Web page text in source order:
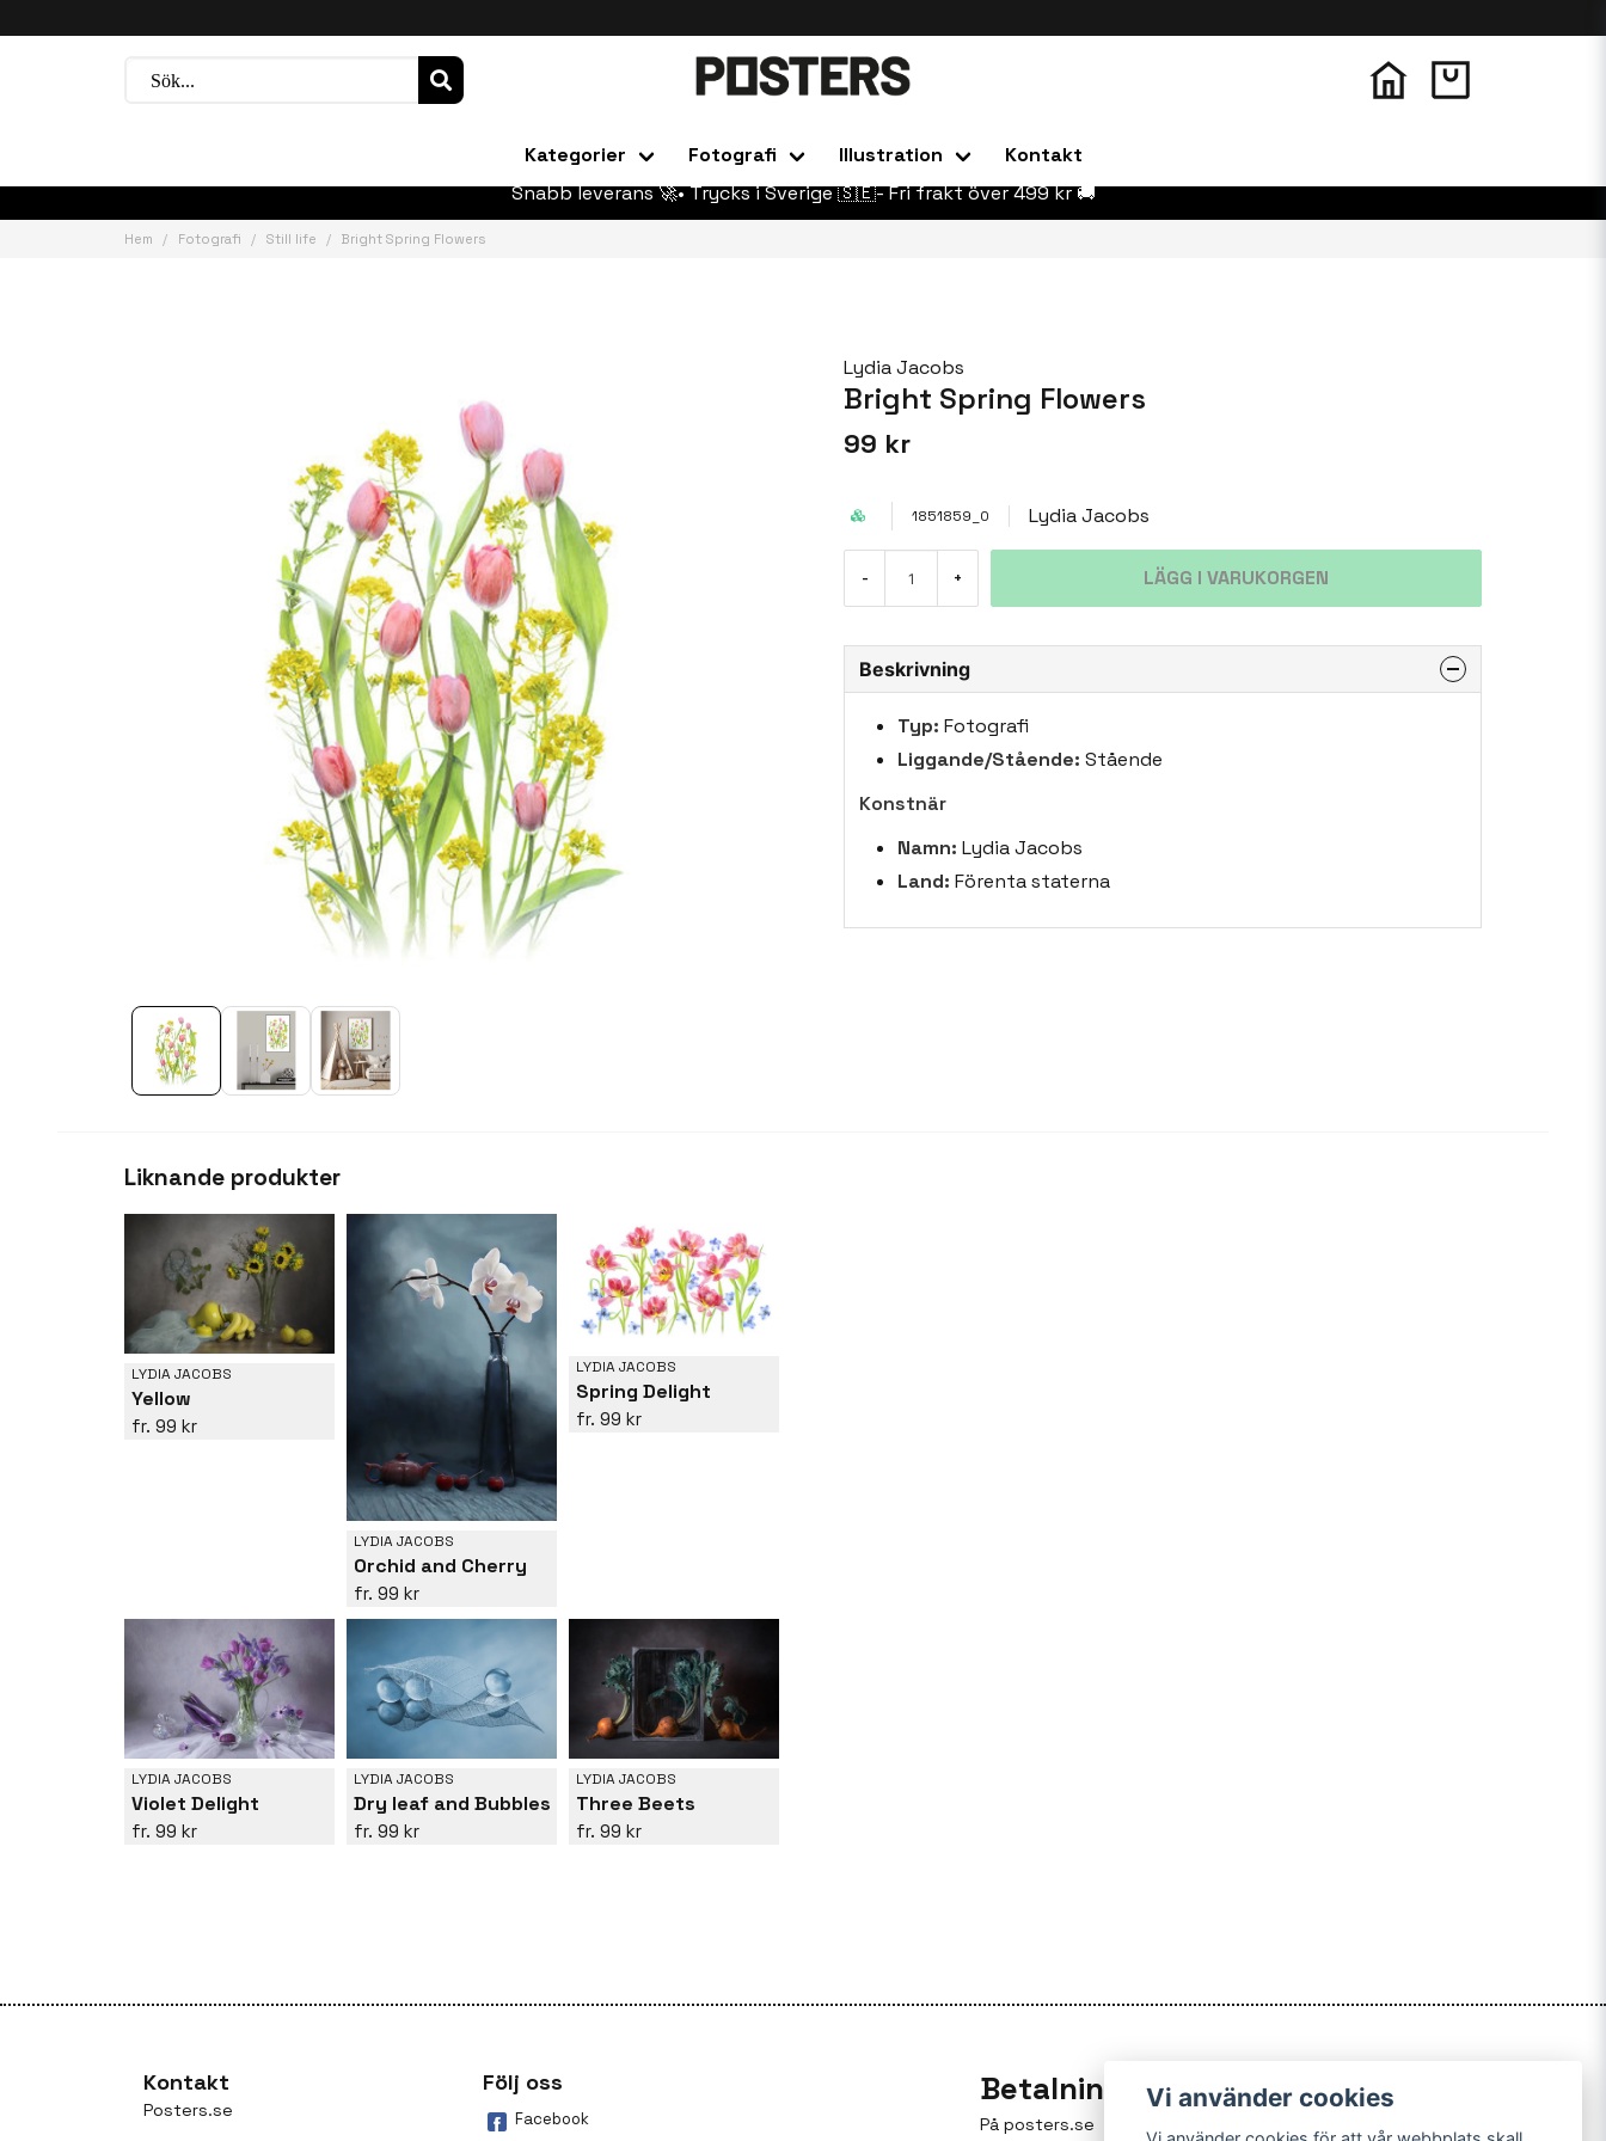
Kategorier Fotografi Illustration
Kontakt
Snabb leverans 🚀• Trycks i Sverige 🇸🇪- Fri frakt över 499 kr 🚚
Hem Fotografi Still life Bright Spring Flowers
Lydia Jacobs
Bright Spring Flowers
99 kr
1851859_0 Lydia Jacobs
- + LÄGG I VARUKORGEN
Beskrivning
Typ: Fotografi
Liggande/Stående: Stående
Konstnär
Namn: Lydia Jacobs
Land: Förenta staterna
Liknande produkter
LYDIA JACOBS
Yellow
99 kr
LYDIA JACOBS
Orchid and Cherry
99 kr
LYDIA JACOBS
Spring Delight
99 kr
LYDIA JACOBS
Violet Delight
99 kr
LYDIA JACOBS
Dry leaf and Bubbles
99 kr
LYDIA JACOBS
Three Beets
99 kr
Kontakt
Posters.se
Följ oss
Facebook
Betalning
På posters.se
Vi använder cookies